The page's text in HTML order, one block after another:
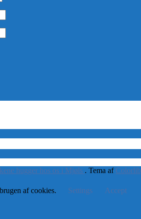
hugger hos os i Mjøls . Tema af Colorlib
af cookies.
Settings Accept